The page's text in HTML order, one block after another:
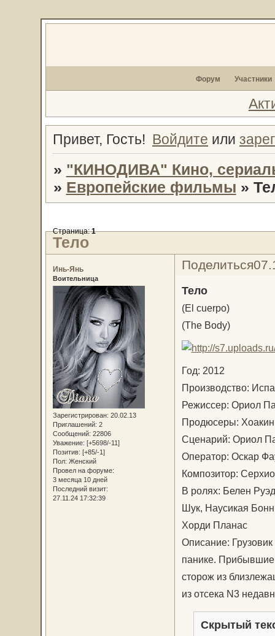
Форум Участники
Привет, Гость! Войдите или
» "КИНОДИВА" Кино,
» Европейские фильмы »
Тело
Страница:1
Поделиться
Инь-Янь
Воительница
Зарегистрирован: 20.02.13
Приглашений: 2
Сообщений: 22806
Уважение: [+5698/-11]
Позитив: [+85/-1]
Пол: Женский
Провел на форуме:
3 месяца 10 дней
Последний визит:
27.11.24 17:32:39
Тело
(El cuerpo)
(The Body)
Год: 2012
Производство:
Режиссер: Ориол
Продюсеры:
Сценарий: Ориол
Оператор: Оскар
Композитор:
В ролях: Белен
Шук, Наусикая
Хорди Планас
Описание: Грузовик
панике. Прибывшие
сторож из
из отсека N3
Скрытый